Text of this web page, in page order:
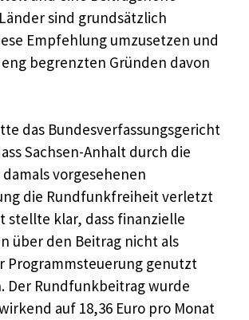
sind grundsätzlich
Empfehlung umzusetzen und
begrenzten Gründen davon
das Bundesverfassungsgericht
Sachsen-Anhalt durch die
vorgesehenen
die Rundfunkfreiheit verletzt
stellte klar, dass finanzielle
über den Beitrag nicht als
Programmsteuerung genutzt
Der Rundfunkbeitrag wurde
auf 18,36 Euro pro Monat